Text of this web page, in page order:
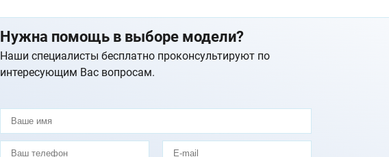
Нужна помощь в выборе модели?
Наши специалисты бесплатно проконсультируют по
интересующим Вас вопросам.